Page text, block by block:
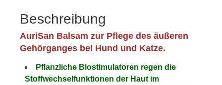
Beschreibung
AuriSan Balsam zur Pflege des äußeren
Gehörganges bei Hund und Katze.
Pflanzliche Biostimulatoren regen die
Stoffwechselfunktionen der Haut im